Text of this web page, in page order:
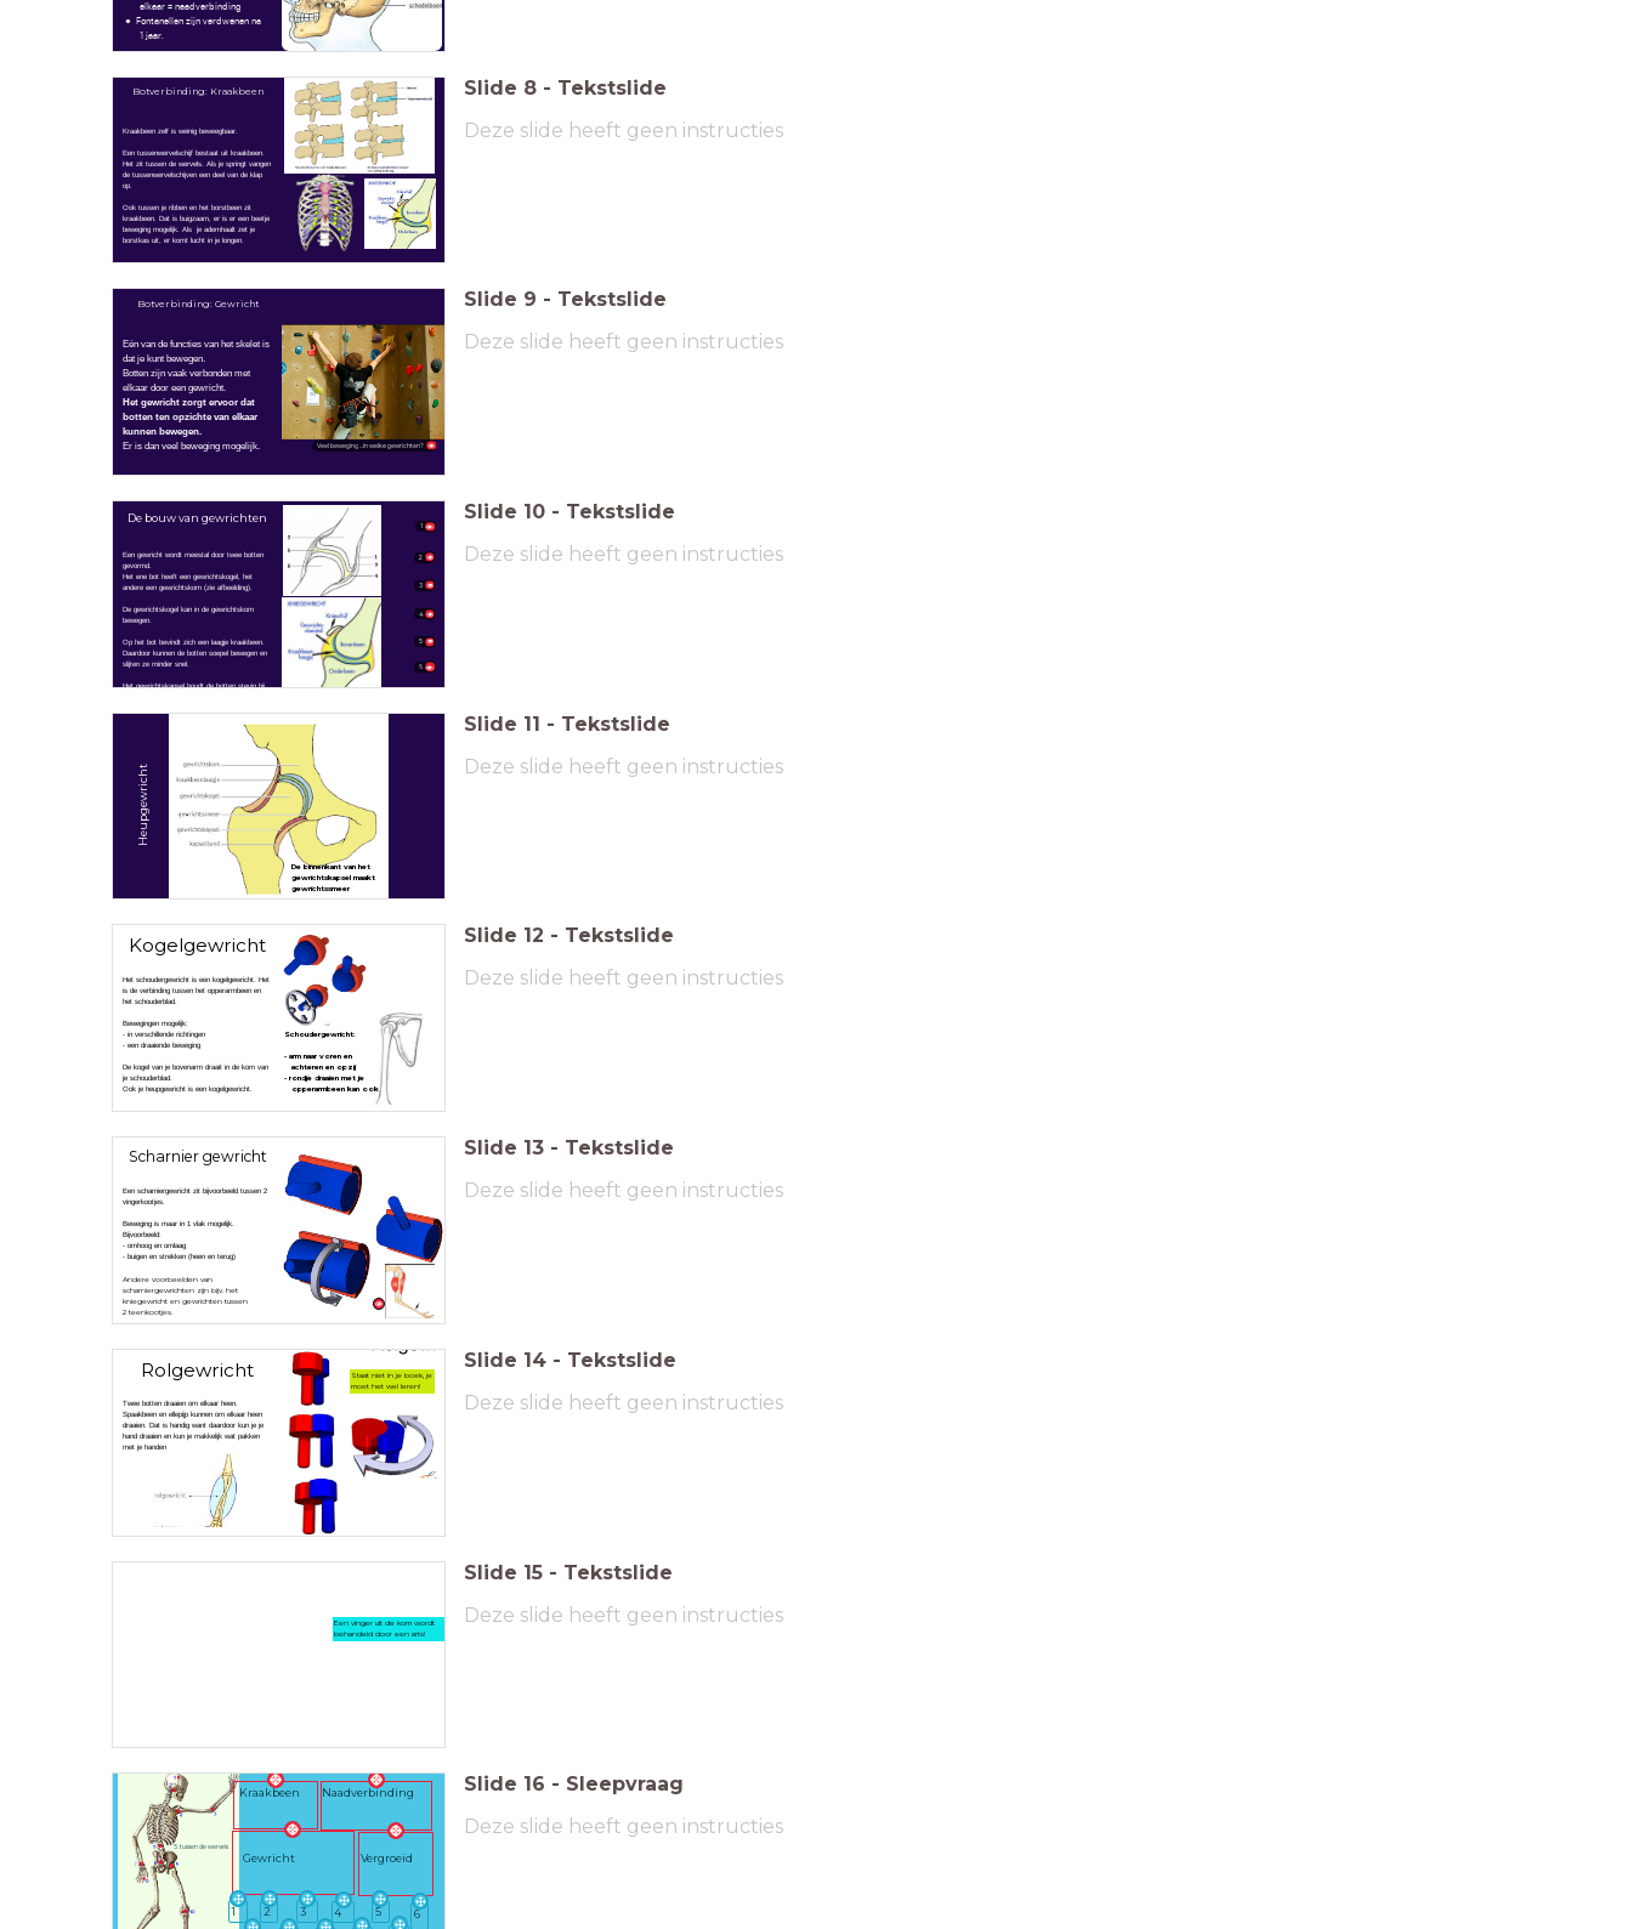
elkaar = naadverbinding
Fontanellen zijn verdwenen na
1 jaar.
Botverbinding: Kraakbeen
Kraakbeen zelf is weinig beweegbaar.
Een tussenwervelschijf bestaat uit kraakbeen.
Het zit tussen de wervels. Als je springt vangen
de tussenwervelschijven een deel van de klap
op.
Ook tussen je ribben en het borstbeen zit
kraakbeen. Dat is buigzaam, er is er een beetje
beweging mogelijk. Als je ademhaalt zet je
borstkas uit, er komt lucht in je longen.
Slide 8 - Tekstslide
Deze slide heeft geen instructies
Botverbinding: Gewricht
Eén van de functies van het skelet is
dat je kunt bewegen.
Botten zijn vaak verbonden met
elkaar door een gewricht.
Het gewricht zorgt ervoor dat
botten ten opzichte van elkaar
kunnen bewegen.
Er is dan veel beweging mogelijk.
Veel beweging ...in welke gewrichten?
Slide 9 - Tekstslide
Deze slide heeft geen instructies
De bouw van gewrichten
Een gewricht wordt meestal door twee botten
gevormd.
Het ene bot heeft een gewrichtskogel, het
andere een gewrichtskom (zie afbeelding).
De gewrichtskogel kan in de gewrichtskom
bewegen.
Op het bot bevindt zich een laagje kraakbeen.
Daardoor kunnen de botten soepel bewegen en
slijten ze minder snel.
Het gewrichtskapsel houdt de botten stevig bij
6
1
2
3
4
5
Slide 10 - Tekstslide
Deze slide heeft geen instructies
Heupgewricht
De binnenkant van het
gewrichtskapsel maakt
gewrichtssmeer
Slide 11 - Tekstslide
Deze slide heeft geen instructies
Kogelgewricht
Het schoudergewricht is een kogelgewricht. Het
is de verbinding tussen het opperarmbeen en
het schouderblad.
Bewegingen mogelijk:
- in verschillende richtingen
- een draaiende beweging
De kogel van je bovenarm draait in de kom van
je schouderblad.
Ook je heupgewricht is een kogelgewricht.
Schoudergewricht:
- arm naar voren en
achteren en opzij
- rondje draaien met je
opperarmbeen kan ook
Slide 12 - Tekstslide
Deze slide heeft geen instructies
Scharnier gewricht
Een scharniergewricht zit bijvoorbeeld tussen 2
vingerkootjes.
Beweging is maar in 1 vlak mogelijk.
Bijvoorbeeld:
- omhoog en omlaag
- buigen en strekken (heen en terug)
Andere voorbeelden van
scharniergewrichten zijn bijv. het
kniegewricht en gewrichten tussen
2 teenkootjes.
Slide 13 - Tekstslide
Deze slide heeft geen instructies
Rolgewricht
Twee botten draaien om elkaar heen.
Spaakbeen en ellepijp kunnen om elkaar heen
draaien. Dat is handig want daardoor kun je je
hand draaien en kun je makkelijk wat pakken
met je handen
Staat niet in je boek, je
moet het wel leren!
Slide 14 - Tekstslide
Deze slide heeft geen instructies
Een vinger uit de kom wordt
behandeld door een arts!
Slide 15 - Tekstslide
Deze slide heeft geen instructies
Kraakbeen Naadverbinding
Gewricht Vergroeid
5. tussen de wervels
1 2 3 4 5 6
Slide 16 - Sleepvraag
Deze slide heeft geen instructies